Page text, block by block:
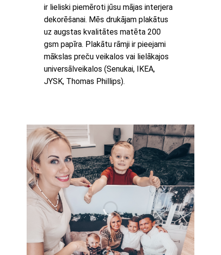
ir lieliski piemēroti jūsu mājas interjera
dekorēšanai. Mēs drukājam plakātus
uz augstas kvalitātes matēta 200
gsm papīra. Plakātu rāmji ir pieejami
mākslas preču veikalos vai lielākajos
universālveikalos (Senukai, IKEA,
JYSK, Thomas Phillips).